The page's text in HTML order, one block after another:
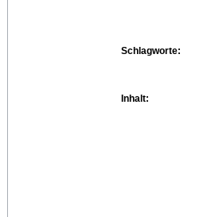
Schlagworte:
Inhalt: